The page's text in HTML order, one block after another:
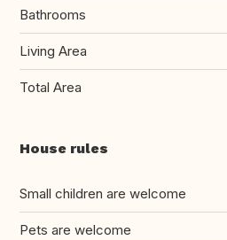
Bathrooms
Living Area
Total Area
House rules
Small children are welcome
Pets are welcome